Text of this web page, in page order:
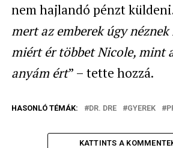
nem hajlandó pénzt
mert az emberek úgy
miért ér többet Nicole, mint
anyám ért” – tette hozzá.
HASONLÓ TÉMÁK: DR. DRE GYEREK
KATTINTS A